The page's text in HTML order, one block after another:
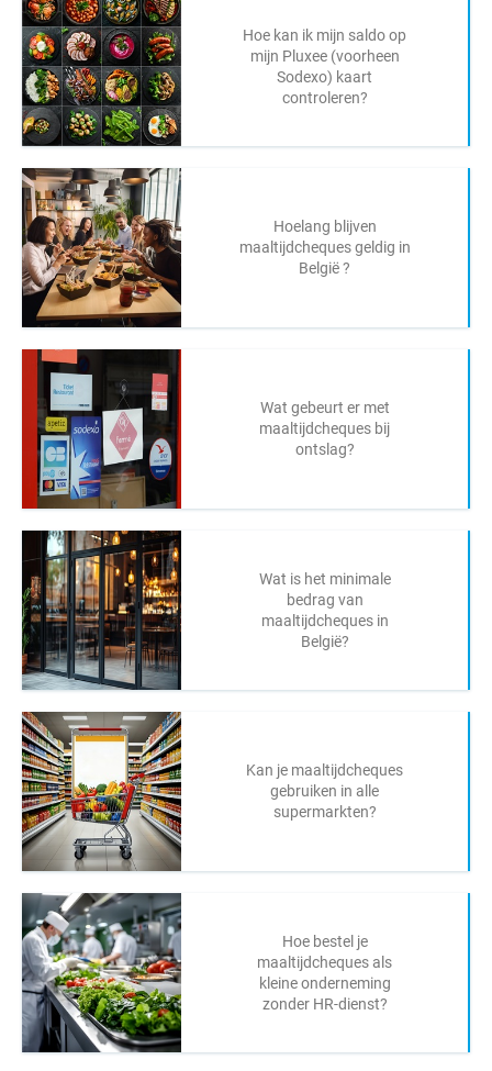
Hoe kan ik mijn saldo op
mijn Pluxee (voorheen
Sodexo) kaart
controleren?
Hoelang blijven
maaltijdcheques geldig in
België ?
Wat gebeurt er met
maaltijdcheques bij
ontslag?
Wat is het minimale
bedrag van
maaltijdcheques in
België?
Kan je maaltijdcheques
gebruiken in alle
supermarkten?
Hoe bestel je
maaltijdcheques als
kleine onderneming
zonder HR-dienst?